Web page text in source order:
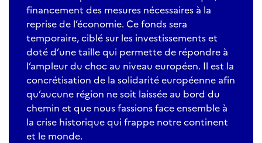
financement des mesures nécessaires à la
reprise de l’économie. Ce fonds sera
temporaire, ciblé sur les investissements et
doté d’une taille qui permette de répondre à
l’ampleur du choc au niveau européen. Il est la
concrétisation de la solidarité européenne afin
qu’aucune région ne soit laissée au bord du
chemin et que nous fassions face ensemble à
la crise historique qui frappe notre continent
et le monde.